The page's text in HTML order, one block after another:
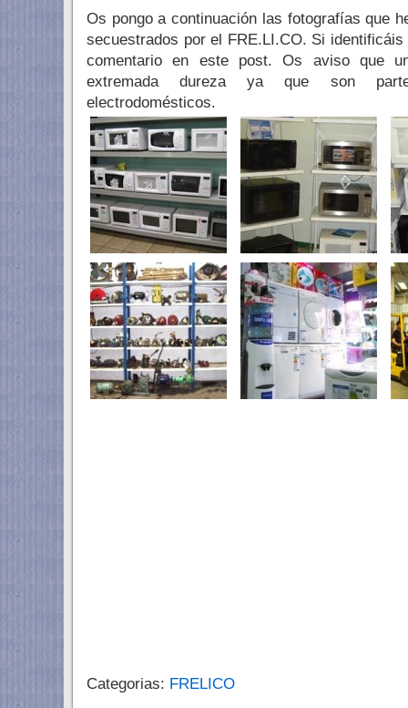
Os pongo a continuación las fotografías que
secuestrados por el FRE.LI.CO. Si
comentario en este post. Os aviso que
extremada dureza ya que son
electrodomésticos.
Categorias: FRELICO